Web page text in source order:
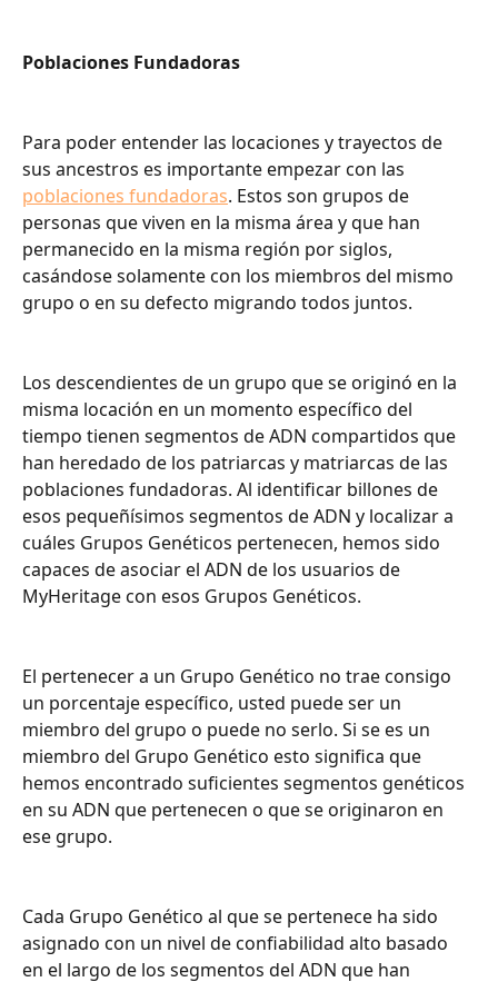
Poblaciones Fundadoras
Para poder entender las locaciones y trayectos de
sus ancestros es importante empezar con las
poblaciones fundadoras. Estos son grupos de
personas que viven en la misma área y que han
permanecido en la misma región por siglos,
casándose solamente con los miembros del mismo
grupo o en su defecto migrando todos juntos.
Los descendientes de un grupo que se originó en la
misma locación en un momento específico del
tiempo tienen segmentos de ADN compartidos que
han heredado de los patriarcas y matriarcas de las
poblaciones fundadoras. Al identificar billones de
esos pequeñísimos segmentos de ADN y localizar a
cuáles Grupos Genéticos pertenecen, hemos sido
capaces de asociar el ADN de los usuarios de
MyHeritage con esos Grupos Genéticos.
El pertenecer a un Grupo Genético no trae consigo
un porcentaje específico, usted puede ser un
miembro del grupo o puede no serlo. Si se es un
miembro del Grupo Genético esto significa que
hemos encontrado suficientes segmentos genéticos
en su ADN que pertenecen o que se originaron en
ese grupo.
Cada Grupo Genético al que se pertenece ha sido
asignado con un nivel de confiabilidad alto basado
en el largo de los segmentos del ADN que han